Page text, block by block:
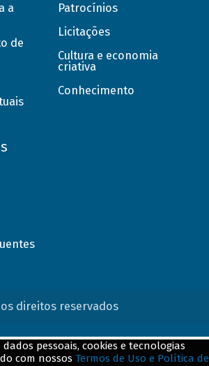
a
de
Patrocínios
Licitações
Cultura e economia
criativa
Conhecimento
os direitos reservados
dados pessoais, cookies e tecnologias
com nossos Termos de Uso e Política de